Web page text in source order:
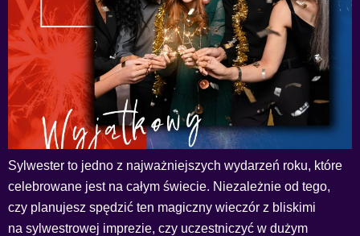
Sylwester to jedno z najważniejszych wydarzeń roku, które
celebrowane jest na całym świecie. Niezależnie od tego,
czy planujesz spędzić ten magiczny wieczór z bliskimi
na sylwestrowej imprezie, czy uczestniczyć w dużym